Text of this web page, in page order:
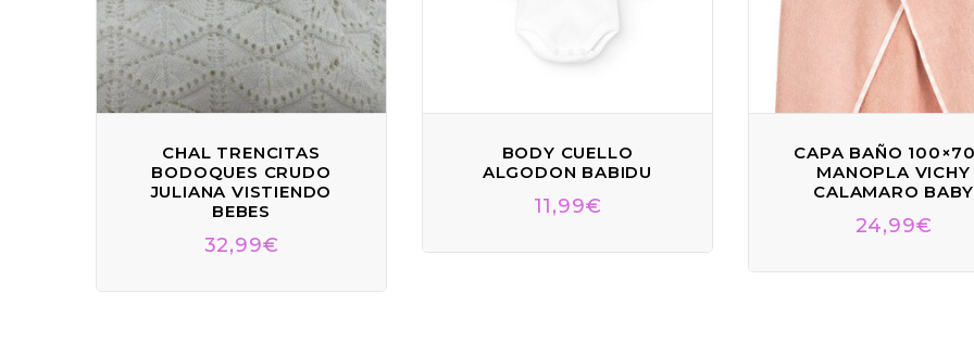
CHAL TRENCITAS
BODOQUES CRUDO
JULIANA VISTIENDO
BEBES
32,99€
BODY CUELLO
ALGODON BABIDU
11,99€
CAPA BAÑO
MANOPLA VICHY
CALAMARO BABY
24,99€